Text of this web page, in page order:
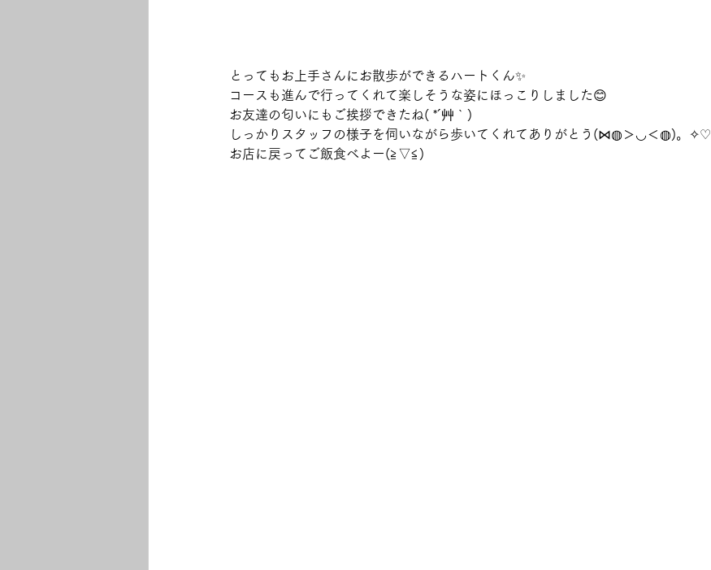
とってもお上手さんにお散歩ができるハートくん✨
コースも進んで行ってくれて楽しそうな姿にほっこりしました😊
お友達の匂いにもご挨拶できたね( *´艸｀)
しっかりスタッフの様子を伺いながら歩いてくれてありがとう(⋈◍＞◡＜◍)。✧♡
お店に戻ってご飯食べよー(≧▽≦)